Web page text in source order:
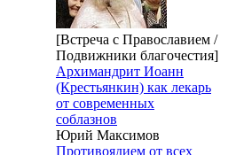
[Встреча с Православием /
Подвижники благочестия]
Архимандрит Иоанн
(Крестьянкин) как лекарь
от современных
соблазнов
Юрий Максимов
Противоядием от всех